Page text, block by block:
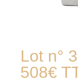
Lot n°
508€